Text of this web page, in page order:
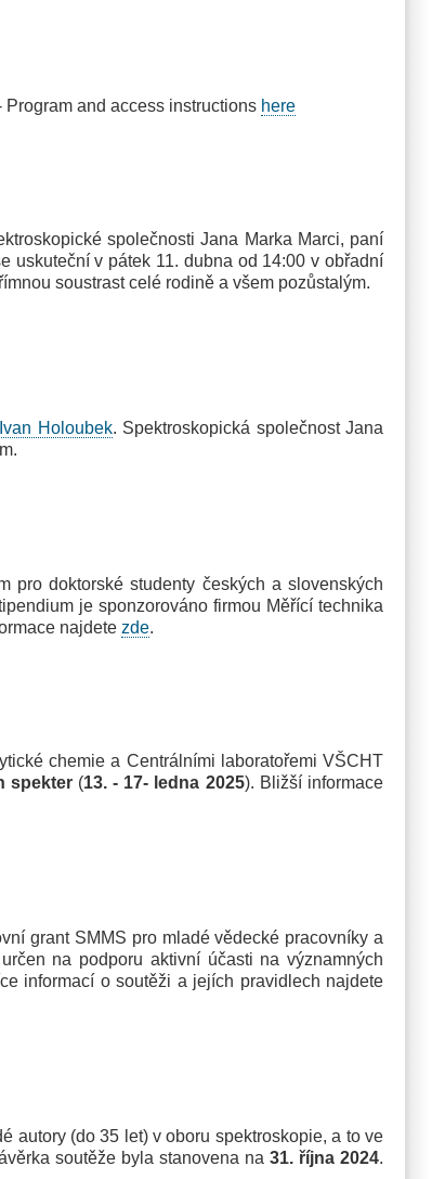
and access instructions here
společnosti Jana Marka Marci, paní
uskuteční v pátek 11. dubna od 14:00 v obřadní
soustrast celé rodině a všem pozůstalým.
Ivan Holoubek. Spektroskopická společnost Jana
doktorské studenty českých a slovenských
je sponzorováno firmou Měřící technika
najdetezde.
chemie a Centrálními laboratořemi VŠCHT
spekter (13. - 17- ledna 2025). Bližší informace
grant SMMS pro mladé vědecké pracovníky a
na podporu aktivní účasti na významných
informací o soutěži a jejích pravidlech najdete
(do 35 let) v oboru spektroskopie, a to ve
soutěže byla stanovena na 31. října 2024.